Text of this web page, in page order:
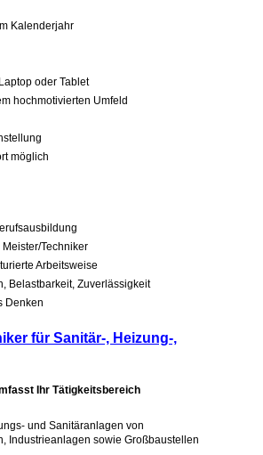
Kalenderjahr
oder Tablet
hochmotivierten Umfeld
möglich
Techniker
Arbeitsweise
Belastbarkeit, Zuverlässigkeit
Denken
für Sanitär-, Heizung-,
Ihr Tätigkeitsbereich
und Sanitäranlagen von
Industrieanlagen sowie Großbaustellen